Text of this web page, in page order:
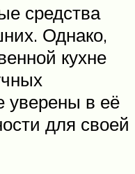
средства
Однако,
кухне
уверены в её
для своей